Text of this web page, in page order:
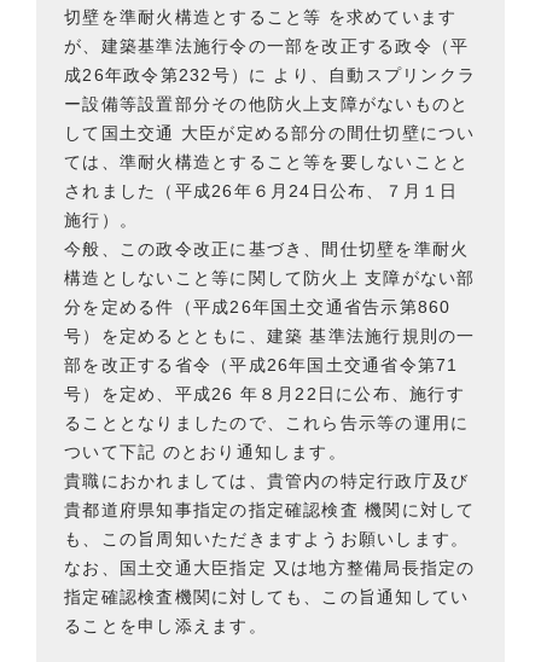
切壁を準耐火構造とすること等 を求めています
が、建築基準法施行令の一部を改正する政令（平
成26年政令第232号）に より、自動スプリンクラ
ー設備等設置部分その他防火上支障がないものと
して国土交通 大臣が定める部分の間仕切壁につい
ては、準耐火構造とすること等を要しないことと
されました（平成26年６月24日公布、７月１日
施行）。
今般、この政令改正に基づき、間仕切壁を準耐火
構造としないこと等に関して防火上 支障がない部
分を定める件（平成26年国土交通省告示第860
号）を定めるとともに、建築 基準法施行規則の一
部を改正する省令（平成26年国土交通省令第71
号）を定め、平成26 年８月22日に公布、施行す
ることとなりましたので、これら告示等の運用に
ついて下記 のとおり通知します。
貴職におかれましては、貴管内の特定行政庁及び
貴都道府県知事指定の指定確認検査 機関に対して
も、この旨周知いただきますようお願いします。
なお、国土交通大臣指定 又は地方整備局長指定の
指定確認検査機関に対しても、この旨通知してい
ることを申し添えます。